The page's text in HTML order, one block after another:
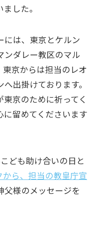
した。
には、東京とケルン
ンダレー教区のマル
京からは担当のレオ
出掛けております。
京のために祈ってく
留めてくださいます
ども助け合いの日と
から、担当の教皇庁宣
父様のメッセージを